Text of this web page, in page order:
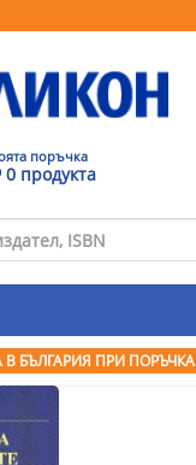
поръчка
0 продукта
В БЪЛГАРИЯ ПРИ ПОРЪЧКА